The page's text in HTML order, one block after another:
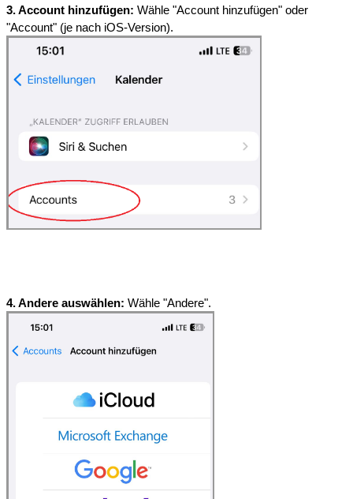
3. Account hinzufügen: Wähle "Account hinzufügen" oder
"Account" (je nach iOS-Version).
4. Andere auswählen: Wähle "Andere".